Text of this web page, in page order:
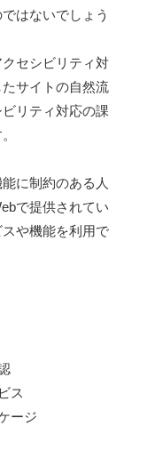
はないでしょう
セシビリティ対
サイトの自然流
リティ対応の課
に制約のある人
で提供されてい
や機能を利用で
ス
ージ